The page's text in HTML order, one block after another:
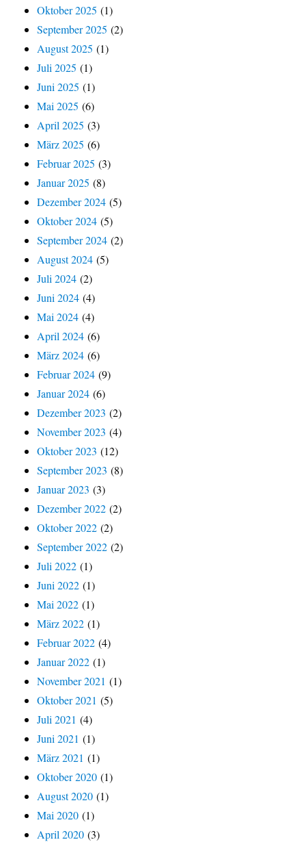
Oktober 2025 (1)
September 2025 (2)
August 2025 (1)
Juli 2025 (1)
Juni 2025 (1)
Mai 2025 (6)
April 2025 (3)
März 2025 (6)
Februar 2025 (3)
Januar 2025 (8)
Dezember 2024 (5)
Oktober 2024 (5)
September 2024 (2)
August 2024 (5)
Juli 2024 (2)
Juni 2024 (4)
Mai 2024 (4)
April 2024 (6)
März 2024 (6)
Februar 2024 (9)
Januar 2024 (6)
Dezember 2023 (2)
November 2023 (4)
Oktober 2023 (12)
September 2023 (8)
Januar 2023 (3)
Dezember 2022 (2)
Oktober 2022 (2)
September 2022 (2)
Juli 2022 (1)
Juni 2022 (1)
Mai 2022 (1)
März 2022 (1)
Februar 2022 (4)
Januar 2022 (1)
November 2021 (1)
Oktober 2021 (5)
Juli 2021 (4)
Juni 2021 (1)
März 2021 (1)
Oktober 2020 (1)
August 2020 (1)
Mai 2020 (1)
April 2020 (3)